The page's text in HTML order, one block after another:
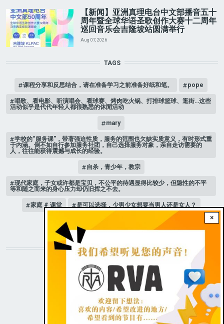
×
【新闻】亚洲真理电台中文部播音五十
周年暨全球华语圣歌创作大赛十二周年
巡回音乐会吉隆坡站圆满举行
Aug 07, 2026
TAGS
课程分享和反思结合，请在准备学习之前准备好纸和笔。 pope
唱歌、看电影、听演唱会、看球赛、烤肉吃火锅、打排球篮球、逛街…这些
活动似乎是代代年轻人都很熟悉的休閒活动
mary
学校的“服务课”，带著强迫性质，服务的范围也欠缺实质意义，有时形式重
于内涵。倒不如自行参加服务社团，自己选择服务对象，亲自走访需要的
人，往往能获得震撼与成长的经验。
自杀，青少年，教宗
现代家庭，子女或许都是宝贝，不公平的待遇显得比较少，但隐性的不平
等和随之而来的身心压力却仍旧挥之不去。
家庭 # 课堂 是可以选择，少男少女想要当男人还是女人？
STAY CONNECTED WITH US!